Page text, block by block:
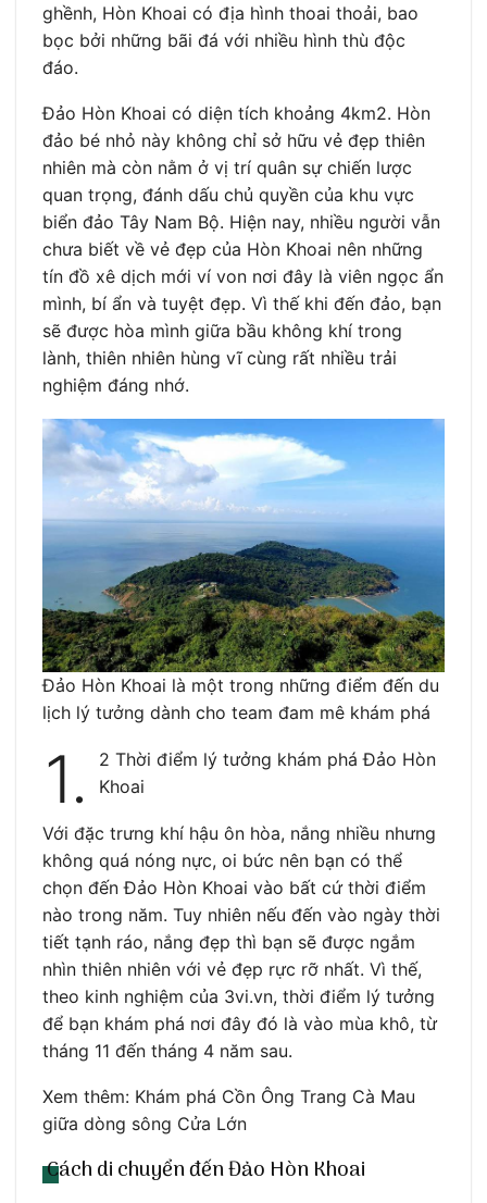
ghềnh, Hòn Khoai có địa hình thoai thoải, bao
bọc bởi những bãi đá với nhiều hình thù độc
đáo.
Đảo Hòn Khoai có diện tích khoảng 4km2. Hòn
đảo bé nhỏ này không chỉ sở hữu vẻ đẹp thiên
nhiên mà còn nằm ở vị trí quân sự chiến lược
quan trọng, đánh dấu chủ quyền của khu vực
biển đảo Tây Nam Bộ. Hiện nay, nhiều người vẫn
chưa biết về vẻ đẹp của Hòn Khoai nên những
tín đồ xê dịch mới ví von nơi đây là viên ngọc ẩn
mình, bí ẩn và tuyệt đẹp. Vì thế khi đến đảo, bạn
sẽ được hòa mình giữa bầu không khí trong
lành, thiên nhiên hùng vĩ cùng rất nhiều trải
nghiệm đáng nhớ.
Đảo Hòn Khoai là một trong những điểm đến du
lịch lý tưởng dành cho team đam mê khám phá
1.
2 Thời điểm lý tưởng khám phá Đảo Hòn
Khoai
Với đặc trưng khí hậu ôn hòa, nắng nhiều nhưng
không quá nóng nực, oi bức nên bạn có thể
chọn đến Đảo Hòn Khoai vào bất cứ thời điểm
nào trong năm. Tuy nhiên nếu đến vào ngày thời
tiết tạnh ráo, nắng đẹp thì bạn sẽ được ngắm
nhìn thiên nhiên với vẻ đẹp rực rỡ nhất. Vì thế,
theo kinh nghiệm của 3vi.vn, thời điểm lý tưởng
để bạn khám phá nơi đây đó là vào mùa khô, từ
tháng 11 đến tháng 4 năm sau.
Xem thêm: Khám phá Cồn Ông Trang Cà Mau
giữa dòng sông Cửa Lớn
Cách di chuyển đến Đảo Hòn Khoai